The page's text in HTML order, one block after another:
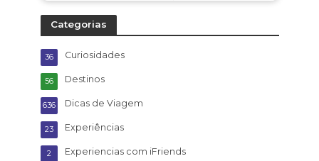
Categorias
Curiosidades
36
Destinos
56
Dicas de Viagem
636
Experiências
23
Experiencias com iFriends
2